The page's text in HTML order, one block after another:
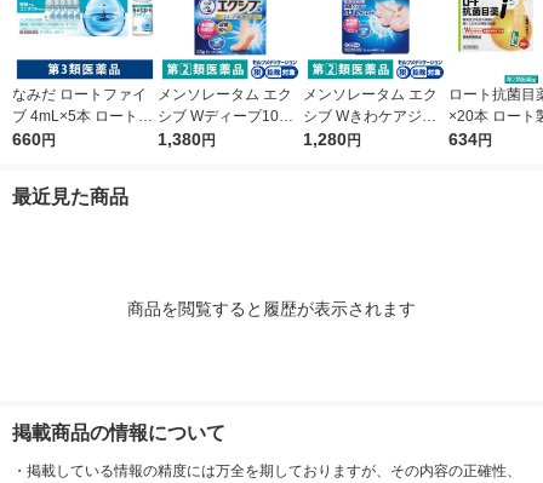
なみだ ロートファイ
ブ 4mL×5本 ロート製
薬 目薬 乾き目 疲れ目
660円
メンソレータム エク
シブ Wディープ10ク
リーム ロート製薬★
1,380円
メンソレータム エク
シブ Wきわケアジェ
ル 15g ロート製薬 ★
1,280円
ロート抗菌目
×20本 ロート
薬 ものもらい
634円
最近見た商品
商品を閲覧すると履歴が表示されます
掲載商品の情報について
・ 掲載している情報の精度には万全を期しておりますが、その内容の正確性、